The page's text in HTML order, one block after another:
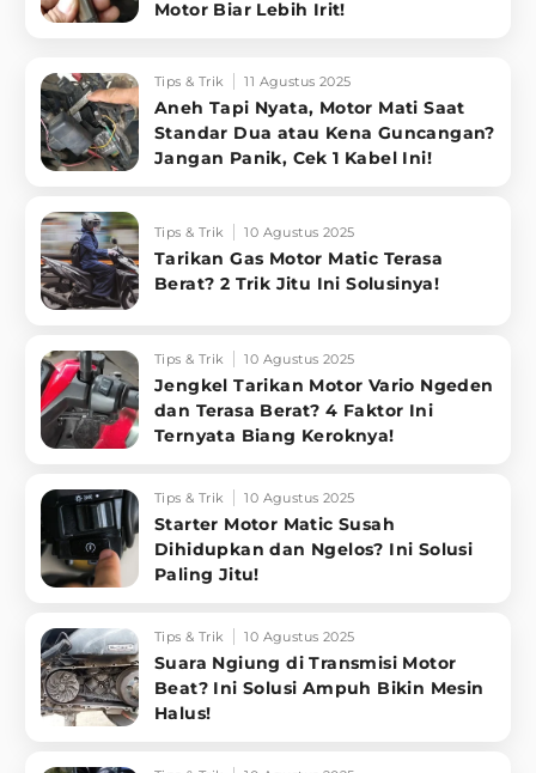
Motor Biar Lebih Irit!
Tips & Trik 11 Agustus 2025
Aneh Tapi Nyata, Motor Mati Saat
Standar Dua atau Kena Guncangan?
Jangan Panik, Cek 1 Kabel Ini!
Tips & Trik 10 Agustus 2025
Tarikan Gas Motor Matic Terasa
Berat? 2 Trik Jitu Ini Solusinya!
Tips & Trik 10 Agustus 2025
Jengkel Tarikan Motor Vario Ngeden
dan Terasa Berat? 4 Faktor Ini
Ternyata Biang Keroknya!
Tips & Trik 10 Agustus 2025
Starter Motor Matic Susah
Dihidupkan dan Ngelos? Ini Solusi
Paling Jitu!
Tips & Trik 10 Agustus 2025
Suara Ngiung di Transmisi Motor
Beat? Ini Solusi Ampuh Bikin Mesin
Halus!